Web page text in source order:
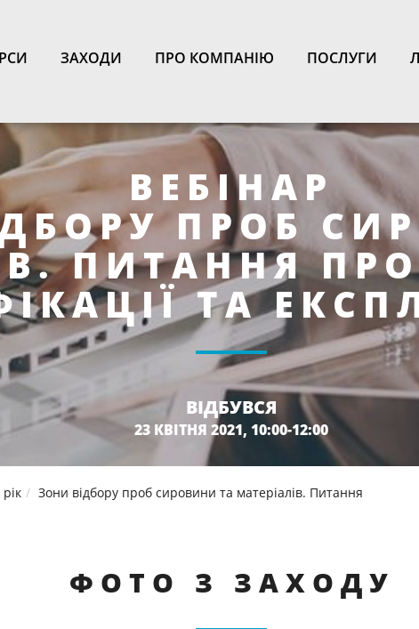
ЗАХОДИ ПРО КОМПАНІЮ ПОСЛУГИ
ВЕБІНАР
ПРОБ
ПИТАННЯ
ТА
ВІДБУВСЯ
23 КВІТНЯ 2021, 10:00-12:00
Зони відбору проб сировини та матеріалів. Питання
ФОТО З ЗАХОДУ